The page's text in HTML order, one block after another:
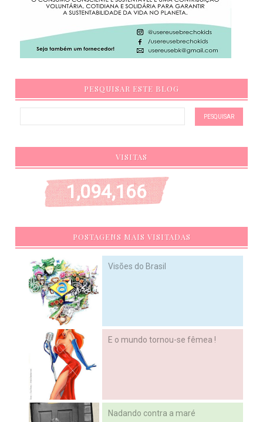
PESQUISAR ESTE BLOG
VISITAS
1,094,166
POSTAGENS MAIS VISITADAS
Visões do Brasil
E o mundo tornou-se fêmea !
Nadando contra a maré